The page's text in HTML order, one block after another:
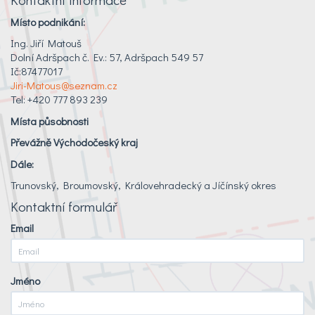
Místo podnikání:
Ing. Jiří Matouš
Dolní Adršpach č. Ev.: 57, Adršpach 549 57
Ič:87477017
Jiri-Matous@seznam.cz
Tel: +420 777 893 239
Místa působnosti
Převážně Východočeský kraj
Dále:
Trunovský, Broumovský, Královehradecký a Jíčínský okres
Kontaktní formulář
Email
Jméno